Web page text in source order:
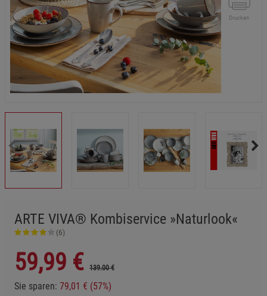
Drucken
ARTE VIVA® Kombiservice »Naturlook«
(6)
59,99 € 139.00 €
Sie sparen: 79,01 € (57%)